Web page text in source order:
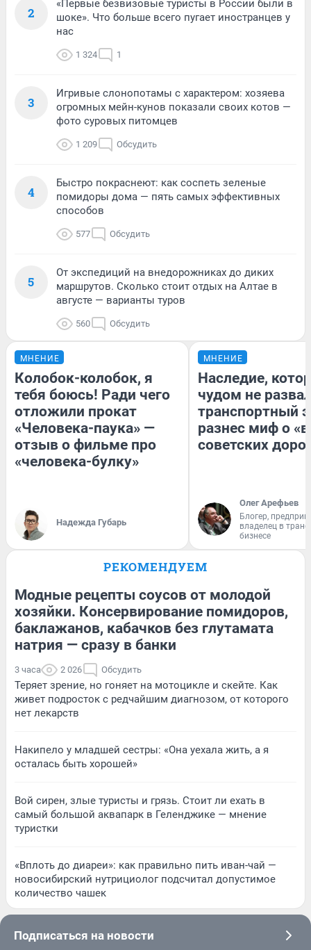
2
«Первые безвизовые туристы в России были в
шоке». Что больше всего пугает иностранцев у
нас
1 324 1
3
Игривые слонопотамы с характером: хозяева
огромных мейн-кунов показали своих котов —
фото суровых питомцев
1 209 Обсудить
4
Быстро покраснеют: как соспеть зеленые
помидоры дома — пять самых эффективных
способов
577 Обсудить
5
От экспедиций на внедорожниках до диких
маршрутов. Сколько стоит отдых на Алтае в
августе — варианты туров
560 Обсудить
МНЕНИЕ
Колобок-колобок, я
тебя боюсь! Ради чего
отложили прокат
«Человека-паука» —
отзыв о фильме про
«человека-булку»
Надежда Губарь
МНЕНИЕ
Наследие,
чудом не
транспортный
разнес миф о
советских
Олег Арефьев
Блогер,
владелец в
бизнесе
РЕКОМЕНДУЕМ
Модные рецепты соусов от молодой
хозяйки. Консервирование помидоров,
баклажанов, кабачков без глутамата
натрия — сразу в банки
3 часа 2 026 Обсудить
Теряет зрение, но гоняет на мотоцикле и скейте. Как
живет подросток с редчайшим диагнозом, от которого
нет лекарств
Накипело у младшей сестры: «Она уехала жить, а я
осталась быть хорошей»
Вой сирен, злые туристы и грязь. Стоит ли ехать в
самый большой аквапарк в Геленджике — мнение
туристки
«Вплоть до диареи»: как правильно пить иван-чай —
новосибирский нутрициолог подсчитал допустимое
количество чашек
Подписаться на новости